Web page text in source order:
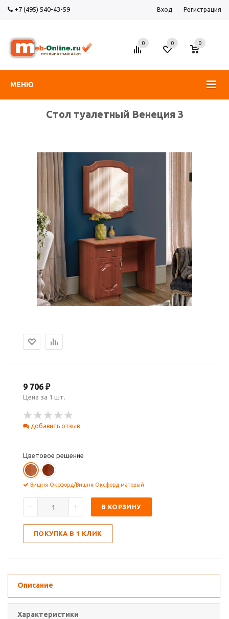
+7 (495) 540-43-59 Вход Регистрация
МЕНЮ
0 0
0
Стол туалетный Венеция 3
9 706 ₽
Цена за 1 шт.
добавить отзыв
Цветовое решение
Вишня Оксфорд/Вишня Оксфорд матовый
В КОРЗИНУ
ПОКУПКА В 1 КЛИК
Описание
Характеристики